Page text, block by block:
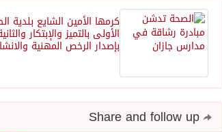
كرمها الأمين الشايع بلدية
الأولى بالتميز والإبتكار
بإصدار الرخص المهنية